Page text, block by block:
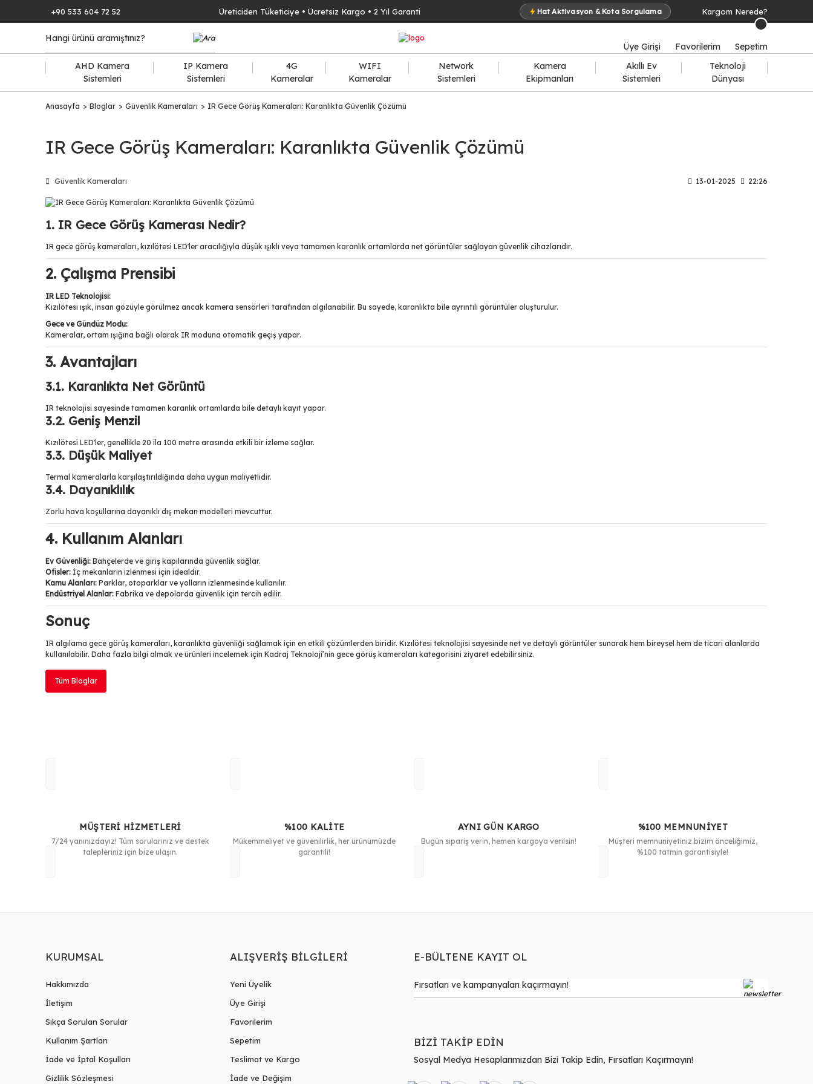
+90 533 604 72 52 Üreticiden Tüketiciye • Ücretsiz Kargo • 2 Yıl Garanti Hat Aktivasyon & Kota Sorgulama Kargom Nerede?
Üye Girişi Favorilerim
Sepetim
AHD Kamera
Sistemleri
IP Kamera
Sistemleri
4G
Kameralar
WIFI
Kameralar
Network
Sistemleri
Kamera
Ekipmanları
Akıllı Ev
Sistemleri
Teknoloji
Dünyası
Anasayfa Bloglar Güvenlik Kameraları IR Gece Görüş Kameraları: Karanlıkta Güvenlik Çözümü
IR Gece Görüş Kameraları: Karanlıkta Güvenlik Çözümü
Güvenlik Kameraları 13-01-2025 22:26
1. IR Gece Görüş Kamerası Nedir?
IR gece görüş kameraları, kızılötesi LED'ler aracılığıyla düşük ışıklı veya tamamen karanlık ortamlarda net görüntüler sağlayan güvenlik cihazlarıdır.
2. Çalışma Prensibi
IR LED Teknolojisi:
Kızılötesi ışık, insan gözüyle görülmez ancak kamera sensörleri tarafından algılanabilir. Bu sayede, karanlıkta bile ayrıntılı görüntüler oluşturulur.
Gece ve Gündüz Modu:
Kameralar, ortam ışığına bağlı olarak IR moduna otomatik geçiş yapar.
3. Avantajları
3.1. Karanlıkta Net Görüntü
IR teknolojisi sayesinde tamamen karanlık ortamlarda bile detaylı kayıt yapar.
3.2. Geniş Menzil
Kızılötesi LED'ler, genellikle 20 ila 100 metre arasında etkili bir izleme sağlar.
3.3. Düşük Maliyet
Termal kameralarla karşılaştırıldığında daha uygun maliyetlidir.
3.4. Dayanıklılık
Zorlu hava koşullarına dayanıklı dış mekan modelleri mevcuttur.
4. Kullanım Alanları
Ev Güvenliği: Bahçelerde ve giriş kapılarında güvenlik sağlar.
Ofisler: İç mekanların izlenmesi için idealdir.
Kamu Alanları: Parklar, otoparklar ve yolların izlenmesinde kullanılır.
Endüstriyel Alanlar: Fabrika ve depolarda güvenlik için tercih edilir.
Sonuç
IR algılama gece görüş kameraları, karanlıkta güvenliği sağlamak için en etkili çözümlerden biridir. Kızılötesi teknolojisi sayesinde net ve detaylı görüntüler sunarak hem bireysel hem de ticari alanlarda
kullanılabilir. Daha fazla bilgi almak ve ürünleri incelemek için Kadraj Teknoloji’nin gece görüş kameraları kategorisini ziyaret edebilirsiniz.
Tüm Bloglar
MÜŞTERİ HİZMETLERİ
7/24 yanınızdayız! Tüm sorularınız ve destek
talepleriniz için bize ulaşın.
%100 KALİTE
Mükemmeliyet ve güvenilirlik, her ürünümüzde
garantili!
AYNI GÜN KARGO
Bugün sipariş verin, hemen kargoya verilsin!
%100 MEMNUNİYET
Müşteri memnuniyetiniz bizim önceliğimiz,
%100 tatmin garantisiyle!
KURUMSAL
Hakkımızda
İletişim
Sıkça Sorulan Sorular
Kullanım Şartları
İade ve İptal Koşulları
Gizlilik Sözleşmesi
ALIŞVERİŞ BİLGİLERİ
Yeni Üyelik
Üye Girişi
Favorilerim
Sepetim
Teslimat ve Kargo
İade ve Değişim
E-BÜLTENE KAYIT OL
BİZİ TAKİP EDİN
Sosyal Medya Hesaplarımızdan Bizi Takip Edin, Fırsatları Kaçırmayın!